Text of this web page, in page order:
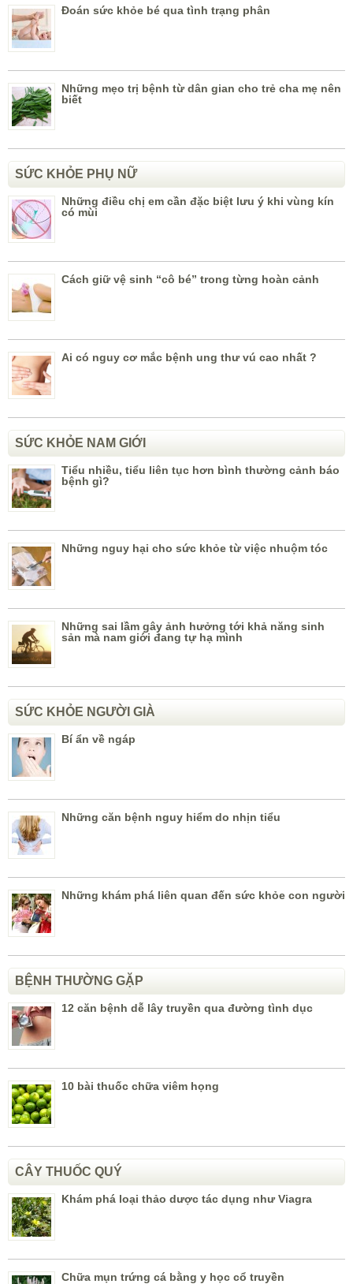
Đoán sức khỏe bé qua tình trạng phân
Những mẹo trị bệnh từ dân gian cho trẻ cha mẹ nên
biết
SỨC KHỎE PHỤ NỮ
Những điều chị em cần đặc biệt lưu ý khi vùng kín
có mùi
Cách giữ vệ sinh “cô bé” trong từng hoàn cảnh
Ai có nguy cơ mắc bệnh ung thư vú cao nhất ?
SỨC KHỎE NAM GIỚI
Tiểu nhiều, tiểu liên tục hơn bình thường cảnh báo
bệnh gì?
Những nguy hại cho sức khỏe từ việc nhuộm tóc
Những sai lầm gây ảnh hưởng tới khả năng sinh
sản mà nam giới đang tự hạ mình
SỨC KHỎE NGƯỜI GIÀ
Bí ẩn về ngáp
Những căn bệnh nguy hiểm do nhịn tiểu
Những khám phá liên quan đến sức khỏe con người
BỆNH THƯỜNG GẶP
12 căn bệnh dễ lây truyền qua đường tình dục
10 bài thuốc chữa viêm họng
CÂY THUỐC QUÝ
Khám phá loại thảo dược tác dụng như Viagra
Chữa mụn trứng cá bằng y học cổ truyền